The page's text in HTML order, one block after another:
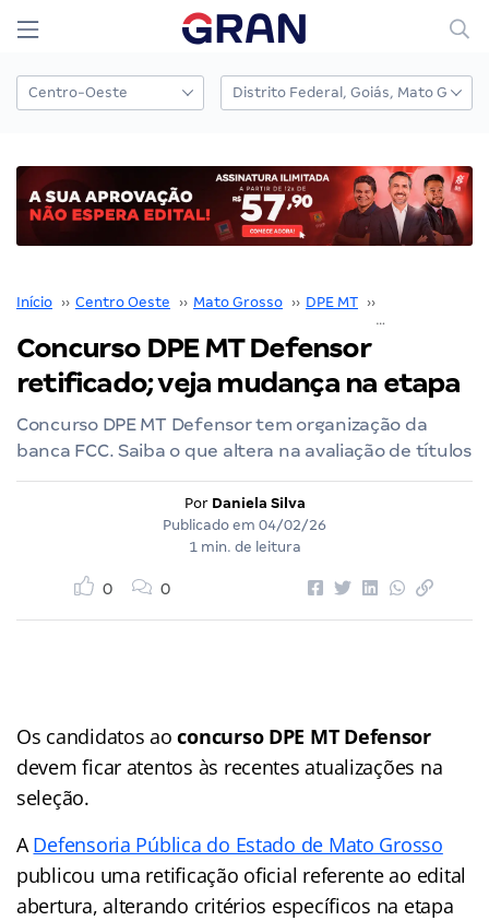
Início ›› Centro Oeste ›› Mato Grosso ›› DPE MT ››
Concurso DPE MT Defensor
retificado; veja mudança na etapa
Concurso DPE MT Defensor tem organização da
banca FCC. Saiba o que altera na avaliação de títulos
Por Daniela Silva
Publicado em 04/02/26
1 min. de leitura
0 0
Os candidatos aoconcurso DPE MT Defensor
devem ficar atentos às recentes atualizações na
seleção.
ADefensoria Pública do Estado de Mato Grosso
publicou uma retificação oficial referente ao edital
abertura, alterando critérios específicos na etapa